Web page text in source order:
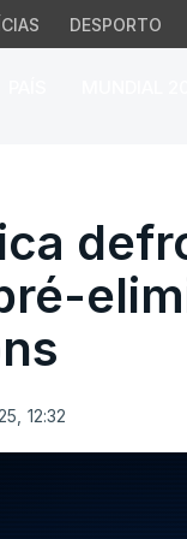
DESPORTO
12:32